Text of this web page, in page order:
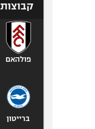
קבוצות
פולהאם
ברייטון